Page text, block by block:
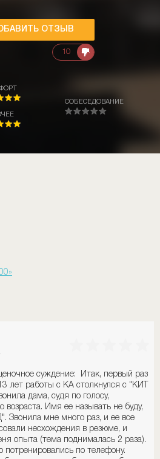
ОТЗЫВ
10
СОБЕСЕДОВАНИЕ
суждение: Итак, первый раз
лет работы с КА столкнулся с "КИТ
дама, судя по голосу,
возраста. Имя ее называть не буду,
Звонила мне много раз, и ее все
несхождения в резюме, и
опыта (тема поднималась 2 раза).
потренировались по телефону.